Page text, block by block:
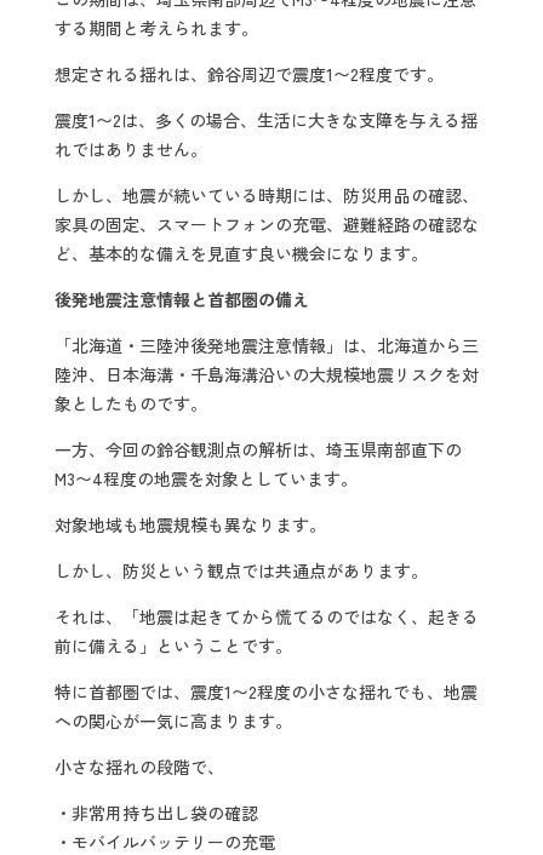
する期間と考えられます。
想定される揺れは、鈴谷周辺で震度1〜2程度です。
震度1〜2は、多くの場合、生活に大きな支障を与える揺
れではありません。
しかし、地震が続いている時期には、防災用品の確認、
家具の固定、スマートフォンの充電、避難経路の確認な
ど、基本的な備えを見直す良い機会になります。
後発地震注意情報と首都圏の備え
「北海道・三陸沖後発地震注意情報」は、北海道から三
陸沖、日本海溝・千島海溝沿いの大規模地震リスクを対
象としたものです。
一方、今回の鈴谷観測点の解析は、埼玉県南部直下の
M3〜4程度の地震を対象としています。
対象地域も地震規模も異なります。
しかし、防災という観点では共通点があります。
それは、「地震は起きてから慌てるのではなく、起きる
前に備える」ということです。
特に首都圏では、震度1〜2程度の小さな揺れでも、地震
への関心が一気に高まります。
小さな揺れの段階で、
・非常用持ち出し袋の確認
・モバイルバッテリーの充電